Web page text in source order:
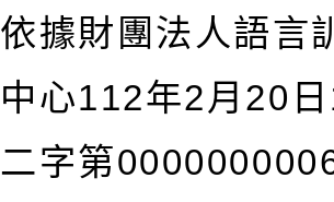
依據財團法人語言
中心112年2月20
二字第